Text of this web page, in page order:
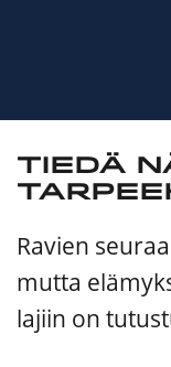
Tiedä
Ravien
mutta
lajiin on